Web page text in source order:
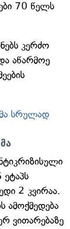
70 წელს
კერძო
აწარმოე
სრულად
ეტაპს
2 კვირაა.
ამოქმედება
ვითარებაზე